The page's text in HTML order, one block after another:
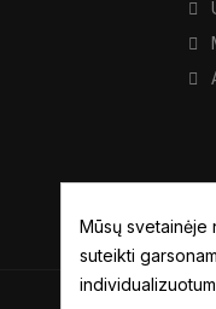
Mūsų svetainėje
suteikti